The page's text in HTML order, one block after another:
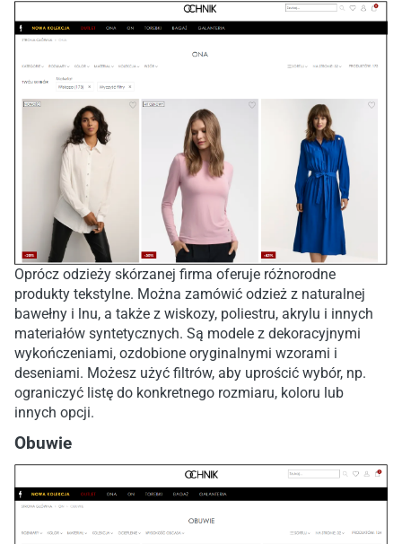
Oprócz odzieży skórzanej firma oferuje różnorodne
produkty tekstylne. Można zamówić odzież z naturalnej
bawełny i lnu, a także z wiskozy, poliestru, akrylu i innych
materiałów syntetycznych. Są modele z dekoracyjnymi
wykończeniami, ozdobione oryginalnymi wzorami i
deseniami. Możesz użyć filtrów, aby uprościć wybór, np.
ograniczyć listę do konkretnego rozmiaru, koloru lub
innych opcji.
Obuwie